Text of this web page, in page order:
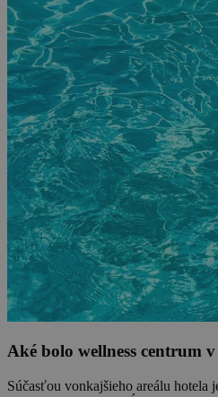
Aké bolo wellness centrum
Súčasťou vonkajšieho areálu hotela